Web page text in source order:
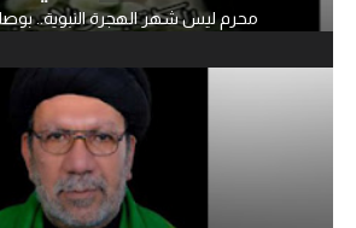
محرم ليس شهر الهجرة النبوية..